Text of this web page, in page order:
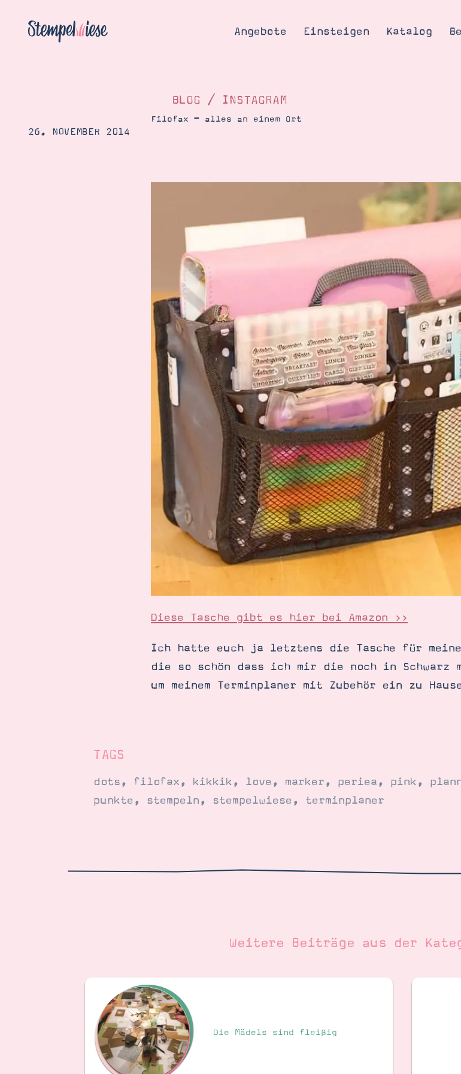
Angebote Einsteigen Katalog
Blog
Produkte erklärt
Über mich
Datenschutz
SUCHE
BLOG / INSTAGRAM
Filofax – alles an einem Ort
26. NOVEMBER 2014
Diese Tasche gibt es hier bei Amazon >>
Ich hatte euch ja letztens die Tasche für
die so schön dass ich mir die noch in Schwarz
um meinem Terminplaner mit Zubehör ein zu
TAGS
dots, filofax, kikkik, love, marker, periea, pink,
punkte, stempeln, stempelwiese, terminplaner
Weitere Beiträge aus der
Die Mädels sind fleißig